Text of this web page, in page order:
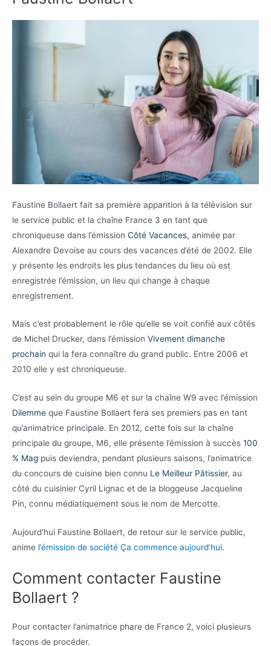
Faustine Bollaert fait sa première apparition à la télévision sur
le service public et la chaîne France 3 en tant que
chroniqueuse dans l’émission Côté Vacances, animée par
Alexandre Devoise au cours des vacances d’été de 2002. Elle
y présente les endroits les plus tendances du lieu où est
enregistrée l’émission, un lieu qui change à chaque
enregistrement.
Mais c’est probablement le rôle qu’elle se voit confié aux côtés
de Michel Drucker, dans l’émission Vivement dimanche
prochain qui la fera connaître du grand public. Entre 2006 et
2010 elle y est chroniqueuse.
C’est au sein du groupe M6 et sur la chaîne W9 avec l’émission
Dilemme que Faustine Bollaert fera ses premiers pas en tant
qu’animatrice principale. En 2012, cette fois sur la chaîne
principale du groupe, M6, elle présente l’émission à succès 100
% Mag puis deviendra, pendant plusieurs saisons, l’animatrice
du concours de cuisine bien connu Le Meilleur Pâtissier, au
côté du cuisinier Cyril Lignac et de la bloggeuse Jacqueline
Pin, connu médiatiquement sous le nom de Mercotte.
Aujourd’hui Faustine Bollaert, de retour sur le service public,
anime l’émission de société Ça commence aujourd’hui.
Comment contacter Faustine
Bollaert ?
Pour contacter l’animatrice phare de France 2, voici plusieurs
façons de procéder.